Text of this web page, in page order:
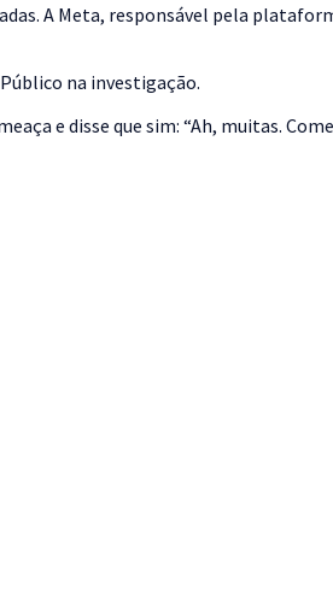
A Meta, responsável pela
na investigação.
e disse que sim: “Ah, muitas.